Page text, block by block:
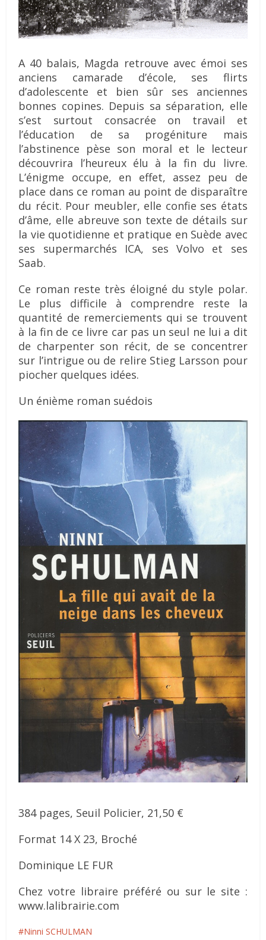
A 40 balais, Magda retrouve avec émoi ses
anciens camarade d’école, ses flirts
d’adolescente et bien sûr ses anciennes
bonnes copines. Depuis sa séparation, elle
s’est surtout consacrée on travail et
l’éducation de sa progéniture mais
l’abstinence pèse son moral et le lecteur
découvrira l’heureux élu à la fin du livre.
L’énigme occupe, en effet, assez peu de
place dans ce roman au point de disparaître
du récit. Pour meubler, elle confie ses états
d’âme, elle abreuve son texte de détails sur
la vie quotidienne et pratique en Suède avec
ses supermarchés ICA, ses Volvo et ses
Saab.
Ce roman reste très éloigné du style polar.
Le plus difficile à comprendre reste la
quantité de remerciements qui se trouvent
à la fin de ce livre car pas un seul ne lui a dit
de charpenter son récit, de se concentrer
sur l’intrigue ou de relire Stieg Larsson pour
piocher quelques idées.
Un énième roman suédois
384 pages, Seuil Policier, 21,50 €
Format 14 X 23, Broché
Dominique LE FUR
Chez votre libraire préféré ou sur le site :
www.lalibrairie.com
Ninni SCHULMAN